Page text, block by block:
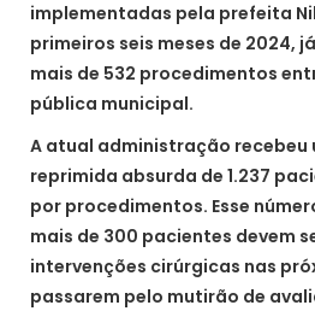
implementadas pela prefeita
primeiros seis meses de 2024,
mais de 532 procedimentos
pública municipal.
A atual administração recebeu
reprimida absurda de 1.237
por procedimentos. Esse
mais de 300 pacientes devem
intervenções cirúrgicas nas
passarem pelo mutirão de